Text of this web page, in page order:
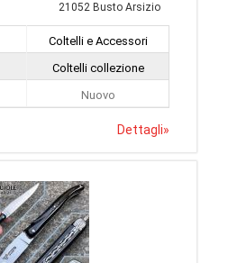
21052 Busto Arsizio
Coltelli e Accessori
Coltelli collezione
Nuovo
Dettagli»